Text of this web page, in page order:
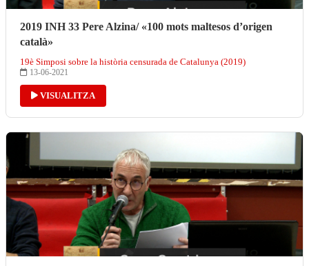
2019 INH 33 Pere Alzina/ «100 mots maltesos d’origen
català»
19è Simposi sobre la història censurada de Catalunya (2019)
13-06-2021
VISUALITZA